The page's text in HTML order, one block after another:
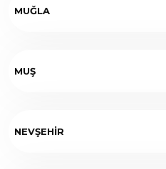
MUĞLA
MUŞ
NEVŞEHİR